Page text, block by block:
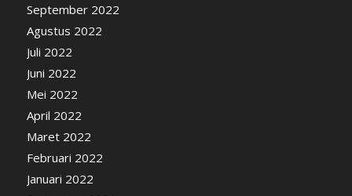
September 2022
Agustus 2022
Juli 2022
Juni 2022
Mei 2022
April 2022
Maret 2022
Februari 2022
Januari 2022